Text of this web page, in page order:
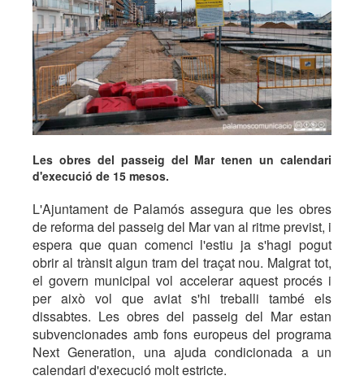
Les obres del passeig del Mar tenen un calendari
d'execució de 15 mesos.
L'Ajuntament de Palamós assegura que les obres
de reforma del passeig del Mar van al ritme previst, i
espera que quan comenci l'estiu ja s'hagi pogut
obrir al trànsit algun tram del traçat nou. Malgrat tot,
el govern municipal vol accelerar aquest procés i
per això vol que aviat s'hi treballi també els
dissabtes. Les obres del passeig del Mar estan
subvencionades amb fons europeus del programa
Next Generation, una ajuda condicionada a un
calendari d'execució molt estricte.